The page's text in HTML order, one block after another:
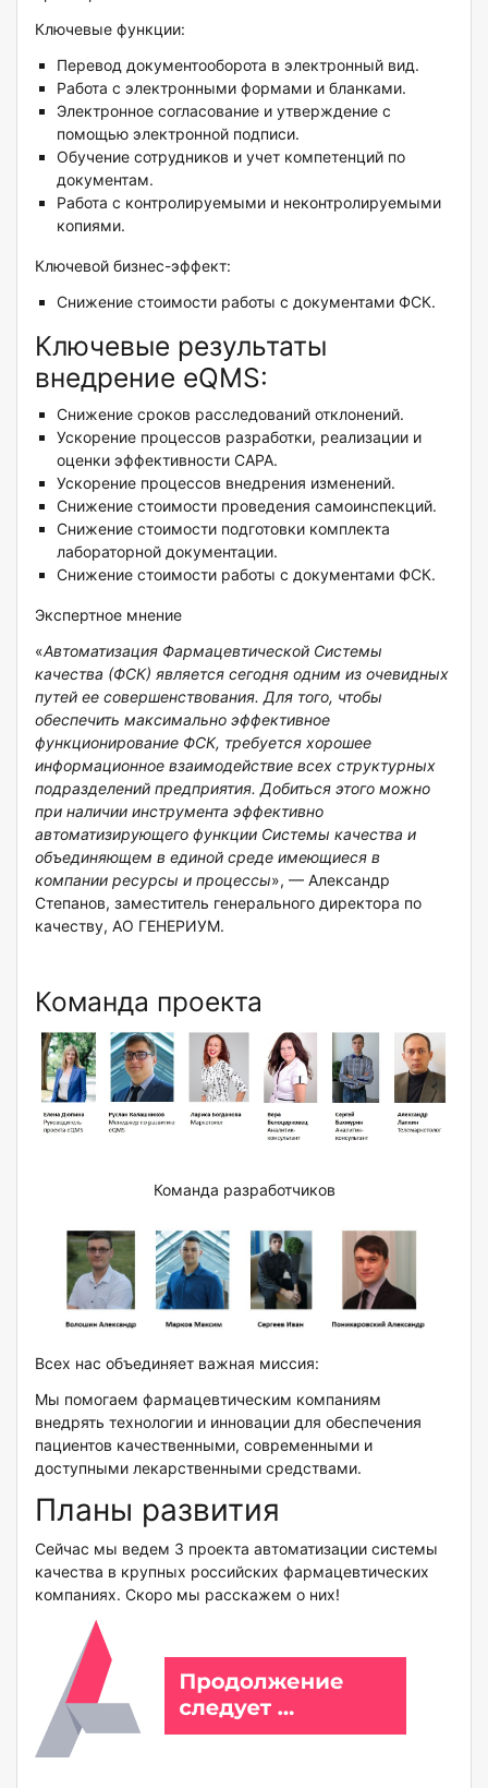
Ключевые функции:
Перевод документооборота в электронный вид.
Работа с электронными формами и бланками.
Электронное согласование и утверждение с
помощью электронной подписи.
Обучение сотрудников и учет компетенций по
документам.
Работа с контролируемыми и неконтролируемыми
копиями.
Ключевой бизнес-эффект:
Снижение стоимости работы с документами ФСК.
Ключевые результаты
внедрение eQMS:
Снижение сроков расследований отклонений.
Ускорение процессов разработки, реализации и
оценки эффективности CAPA.
Ускорение процессов внедрения изменений.
Снижение стоимости проведения самоинспекций.
Снижение стоимости подготовки комплекта
лабораторной документации.
Снижение стоимости работы с документами ФСК.
Экспертное мнение
«Автоматизация Фармацевтической Системы
качества (ФСК) является сегодня одним из очевидных
путей ее совершенствования. Для того, чтобы
обеспечить максимально эффективное
функционирование ФСК, требуется хорошее
информационное взаимодействие всех структурных
подразделений предприятия. Добиться этого можно
при наличии инструмента эффективно
автоматизирующего функции Системы качества и
объединяющем в единой среде имеющиеся в
компании ресурсы и процессы», — Александр
Степанов, заместитель генерального директора по
качеству, АО ГЕНЕРИУМ.
Команда проекта
Команда разработчиков
Всех нас объединяет важная миссия:
Мы помогаем фармацевтическим компаниям
внедрять технологии и инновации для обеспечения
пациентов качественными, современными и
доступными лекарственными средствами.
Планы развития
Сейчас мы ведем 3 проекта автоматизации системы
качества в крупных российских фармацевтических
компаниях. Скоро мы расскажем о них!